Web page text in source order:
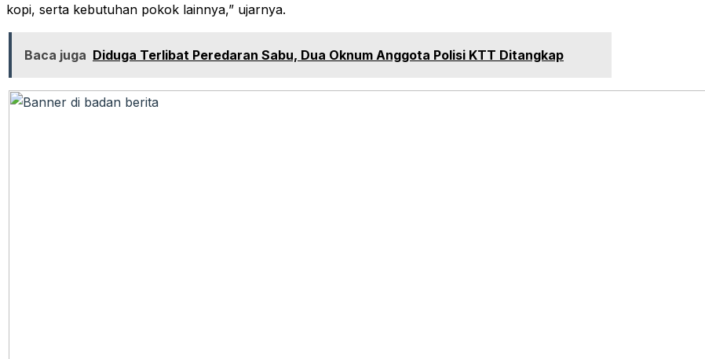
kopi, serta kebutuhan pokok lainnya,” ujarnya.
Baca juga Diduga Terlibat Peredaran Sabu, Dua Oknum Anggota Polisi KTT Ditangkap